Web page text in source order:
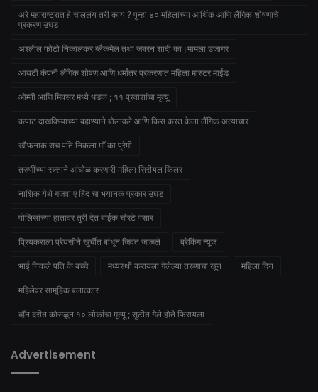
अरे महाराष्ट्रात हे चाललंय तरी काय ? पुन्हा ४० महिलांच्या आर्थिक आणि लैंगिक शोषणाचे
प्रकरण उघड
अश्लील फोटो निकालकर ब्लैकमेल तथा जबरन शादी का।मामला उजागर
आयटी कंपनी लैंगिक शोषण आणि धर्मांतर प्रकरणात महिला मास्टर माईंड
ओम्नी आणि मिक्सर मध्ये धडक ; ११ प्रवाशांचा मृत्यू
कपाट दाखविण्याच्या बहाण्याने बोलावले आणि किस करत केला लैंगिक अत्याचार
खौफनाक सच पति निकला माँ का प्रेमी
तरुणींच्या रक्ताने आंघोळ करणारी महिला सिरीयल किलर
नाशिक येथे गजवा ए हिंद चा भयानक प्रकार उघड
पोलिसांच्या हातावर तुरी देत बाईक चोरटे पसार
प्रियकराला प्रेयसीने खुर्चीत बांधून जिवंत जाळले ब्रेकिंग न्यूज
भाई निकले पति के बच्चे मध्यस्थी करायला गेलेल्या तरुणाचा खून महिला दिन
महिलेवर सामूहिक बलात्कार
व्हॅन दरीत कोसळून १० लोकांचा मृत्यू ; सुटीत गेले होते फिरायला
Advertisement